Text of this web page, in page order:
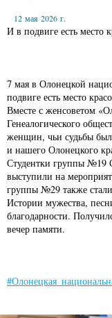
12 мая 2026 г.
И в подвиге есть место
7 мая в Олонецкой
подвиге есть место
Вместе с женсоветом
Генеалогического
женщин, чьи судьбы
и нашего Олонецкого
Студентки группы №19
выступили на
группы №29 также
Истории мужества,
благодарности.
вечер памяти.